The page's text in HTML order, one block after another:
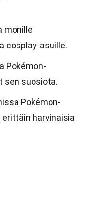
monille
cosplay-asuille.
Pokémon-
sen suosiota.
Pokémon-
harvinaisia